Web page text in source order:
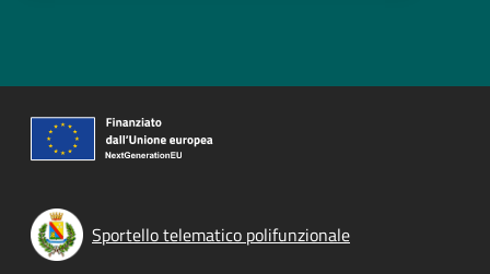
Sportello telematico polifunzionale